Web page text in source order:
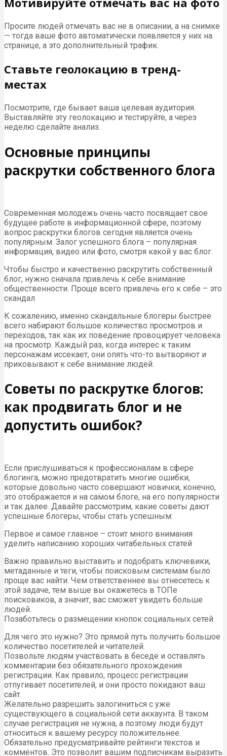
Просите людей отмечать вас не в описании, а на снимке
— тогда ваше фото автоматически появляется у них на
странице, а это дополнительный трафик.
Ставьте геолокацию в тренд-
местах
Посмотрите, где бывает ваша целевая аудитория.
Выставляйте эту геолокацию и тестируйте, а через
неделю сделайте анализ.
Основные принципы
раскрутки собственного блога
Современная молодежь очень часто посвящает свое
будущее работе в информационной сфере, поэтому
вопрос раскрутки блогов сегодня является очень
популярным. Залог успешного блога – популярная
информация, видео или фото, смотря какой у вас блог.
Чтобы быстро и качественно раскрутить собственный
блог, нужно сначала привлечь к себе внимание
общественности. Проще всего привлечь его к себе – это
скандал
К сожалению, именно скандальные блогеры быстрее
всего набирают большое количество просмотров и
переходов, так как их поведение провоцирует человека
на просмотр. Каждый раз, когда интерес к таким
персонажам иссекает, они опять что-то вытворяют и
приковывают к себе внимание людей.
Советы по раскрутке блогов:
как продвигать блог и не
допустить ошибок?
Если прислушиваться к профессионалам в сфере
блогинга, можно предотвратить многие ошибки,
которые довольно часто совершают новички, конечно,
это отображается и на самом блоге, на его популярности
и так далее. Давайте рассмотрим, какие советы дают
успешные блогеры, чтобы стать успешным:
Первое и самое главное – стоит много внимания
уделить написанию хороших читабельных статей
Важно правильно выставить и подобрать ключевики,
метаданные и теги, чтобы поисковым системам было
проще вас найти. Чем ответственнее вы отнесетесь к
этой задаче, тем выше вы окажетесь в ТОПе
поисковиков, а значит, вас сможет увидеть больше
людей.
Позаботьтесь о размещении кнопок социальных сетей
Для чего это нужно? Это прямой путь получить большое
количество посетителей и читателей.
Позвольте людям участвовать в беседе и оставлять
комментарии без обязательного прохождения
регистрации. Как правило, процесс регистрации
отпугивает посетителей, и они просто покидают ваш
сайт.
Желательно разрешить залогиниться с уже
существующего в социальной сети аккаунта. В таком
случае регистрация не нужна, а поэтому люди будут
относиться к вашему ресурсу положительнее.
Обязательно предусматривайте рейтинги текстов и
комментов. Это позволит вашим подписчикам выразить